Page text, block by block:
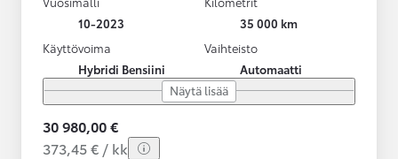
10-2023
35 000 km
Käyttövoima
Hybridi Bensiini
Vaihteisto
Automaatti
Näytä lisää
30 980,00 €
373,45 € / kk